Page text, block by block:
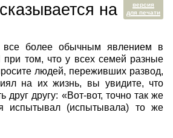
версия
для печати
на
все более обычным явлением в
том, что у всех семей разные
людей, переживших развод,
на их жизнь, вы увидите, что
друг другу: «Вот-вот, точно так же
(испытывала) то же